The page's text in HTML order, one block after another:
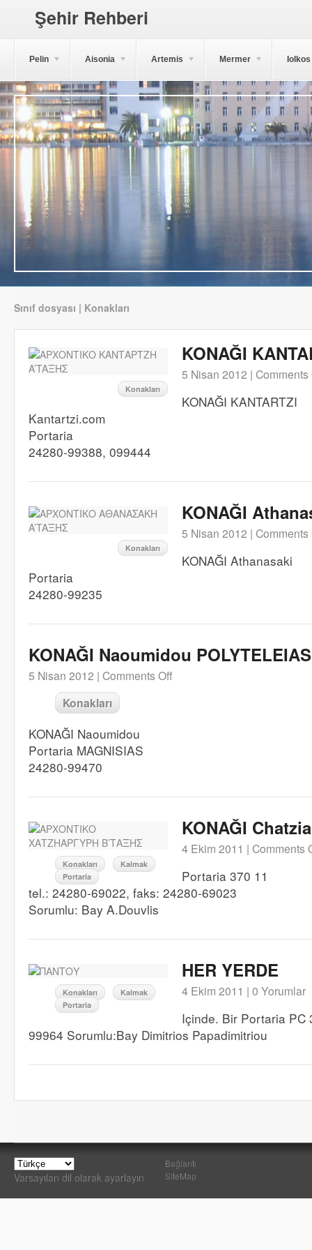
Şehir Rehberi
Pelin Aisonia Artemis Mermer Iolkos
Sınıf dosyası | Konakları
Konakları
KONAĞI
5 Nisan 2012 | Comments
KONAĞI KANTARTZI
Kantartzi.com
Portaria
24280-99388, 099444
Konakları
KONAĞI
5 Nisan 2012 | Comments
KONAĞI Athanasaki
Portaria
24280-99235
KONAĞI Naoumidou POLYTELEIAS
5 Nisan 2012 | Comments Off
Konakları
KONAĞI Naoumidou
Portaria MAGNISIAS
24280-99470
Konakları
Kalmak
Portaria
KONAĞI
4 Ekim 2011 | Comments
Portaria 370 11
tel.: 24280-69022, faks: 24280-69023
Sorumlu: Bay A.Douvlis
Konakları
Kalmak
Portaria
HER YERDE
4 Ekim 2011 | 0 Yorumlar
Içinde. Bir Portaria PC
99964 Sorumlu:Bay Dimitrios Papadimitriou
Varsayılan dil olarak ayarlayın
Bağlantı
SiteMap